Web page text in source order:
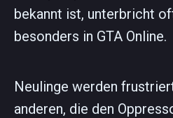
bekannt ist, unterbricht
besonders in GTA Online.
Neulinge werden
anderen, die den